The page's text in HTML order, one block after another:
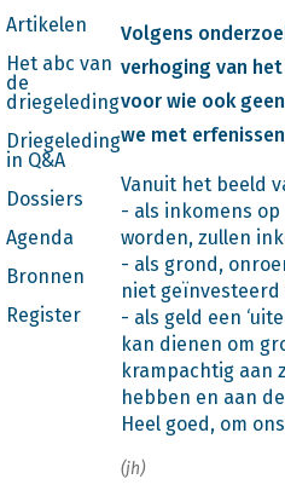
Artikelen
Het abc van
de
driegeleding
Driegeleding
in Q&A
Dossiers
Agenda
Bronnen
Register
Volgens
verhoging van
voor wie ook
we met
Vanuit het beeld
- als inkomens
worden, zullen
- als grond,
niet
- als geld een
kan dienen om
krampachtig aan
hebben en aan
Heel goed, om
(jh)